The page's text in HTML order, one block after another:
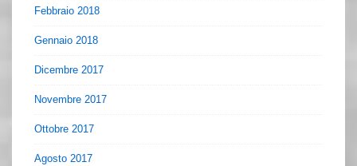
Febbraio 2018
Gennaio 2018
Dicembre 2017
Novembre 2017
Ottobre 2017
Agosto 2017